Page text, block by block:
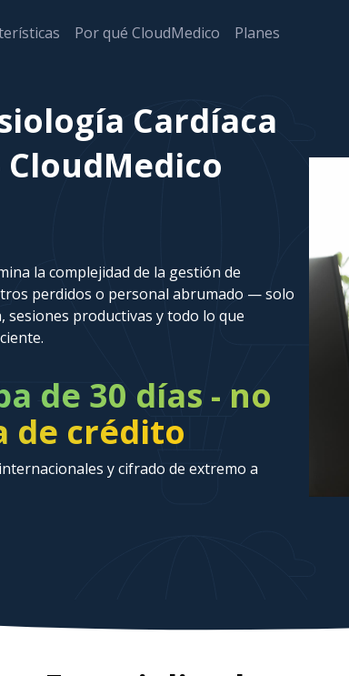
Por qué CloudMedico Planes
Cardíaca
la complejidad de la gestión de
perdidos o personal abrumado — solo
productivas y todo lo que
de 30 días - no
de crédito
y cifrado de extremo a